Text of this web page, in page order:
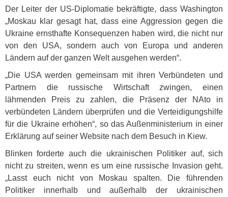
Der Leiter der US-Diplomatie bekräftigte, dass Washington
„Moskau klar gesagt hat, dass eine Aggression gegen die
Ukraine ernsthafte Konsequenzen haben wird, die nicht nur
von den USA, sondern auch von Europa und anderen
Ländern auf der ganzen Welt ausgehen werden“.
„Die USAwerden gemeinsam mit ihren Verbündeten und
Partnern die russische Wirtschaft zwingen, einen
lähmenden Preis zu zahlen, die Präsenz der NAto in
verbündeten Ländern überprüfen und die Verteidigungshilfe
für die Ukraine erhöhen“, so das Außenministerium in einer
Erklärung auf seiner Website nach dem Besuch in Kiew.
Blinken forderte auch die ukrainischen Politiker auf, sich
nicht zu streiten, wenn es um eine russische Invasion geht.
„Lasst euch nicht von Moskau spalten. Die führenden
Politiker innerhalb und außerhalb der ukrainischen